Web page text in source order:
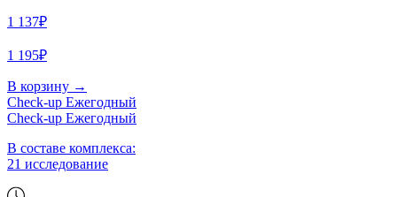
1 137₽
1 195₽
В корзину →
Check-up Ежегодный
Check-up Ежегодный
В составе комплекса:
21 исследование